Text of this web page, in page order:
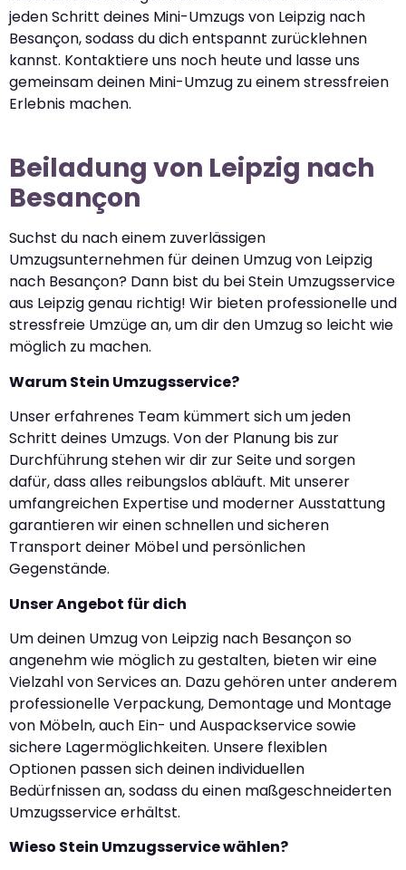
jeden Schritt deines Mini-Umzugs von Leipzig nach
Besançon, sodass du dich entspannt zurücklehnen
kannst. Kontaktiere uns noch heute und lasse uns
gemeinsam deinen Mini-Umzug zu einem stressfreien
Erlebnis machen.
Beiladung von Leipzig nach
Besançon
Suchst du nach einem zuverlässigen
Umzugsunternehmen für deinen Umzug von Leipzig
nach Besançon? Dann bist du bei Stein Umzugsservice
aus Leipzig genau richtig! Wir bieten professionelle und
stressfreie Umzüge an, um dir den Umzug so leicht wie
möglich zu machen.
Warum Stein Umzugsservice?
Unser erfahrenes Team kümmert sich um jeden
Schritt deines Umzugs. Von der Planung bis zur
Durchführung stehen wir dir zur Seite und sorgen
dafür, dass alles reibungslos abläuft. Mit unserer
umfangreichen Expertise und moderner Ausstattung
garantieren wir einen schnellen und sicheren
Transport deiner Möbel und persönlichen
Gegenstände.
Unser Angebot für dich
Um deinen Umzug von Leipzig nach Besançon so
angenehm wie möglich zu gestalten, bieten wir eine
Vielzahl von Services an. Dazu gehören unter anderem
professionelle Verpackung, Demontage und Montage
von Möbeln, auch Ein- und Auspackservice sowie
sichere Lagermöglichkeiten. Unsere flexiblen
Optionen passen sich deinen individuellen
Bedürfnissen an, sodass du einen maßgeschneiderten
Umzugsservice erhältst.
Wieso Stein Umzugsservice wählen?